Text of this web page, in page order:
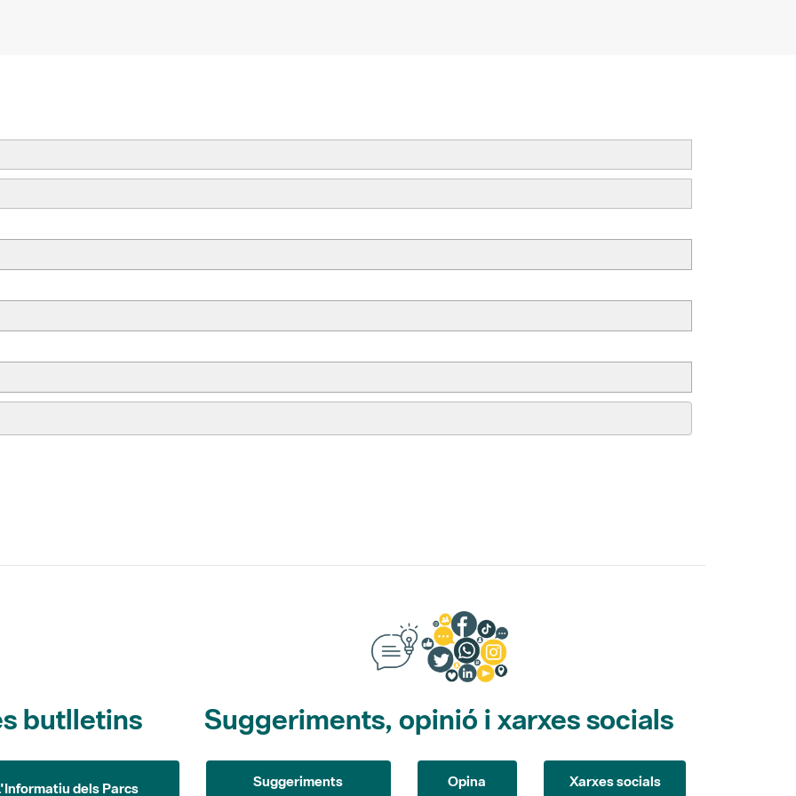
butlletins
dels Parcs
Suggeriments, opinió i xarxes socials
Suggeriments Opina Xarxes socials